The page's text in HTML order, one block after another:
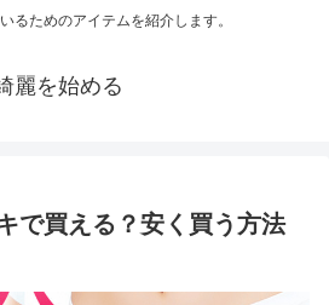
るためのアイテムを紹介します。
麗を始める
で買える？安く買う方法